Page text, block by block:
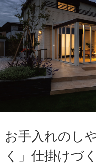
お手入れのし
く」仕掛けづ